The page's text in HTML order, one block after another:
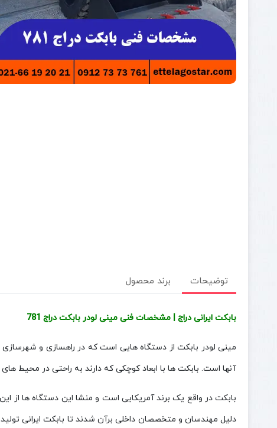
کمپکتور
جارو
سوییپر
جارو
بابکت
توضیحات برند محصول
بابکت ایرانی دراج | مشخصات فنی مینی لودر بابکت دراج 781
مینی لودر بابکت از دستگاه هایی است که در راهسازی و شهرسازی
آنها است. بابکت ها با ابعاد کوچکی که دارند به راحتی در محیط
بابکت در واقع یک برند آمریکایی است و منشا این دستگاه ها از
دلیل مهندسان و متخصصان داخلی برآن شدند تا بابکت ایرانی